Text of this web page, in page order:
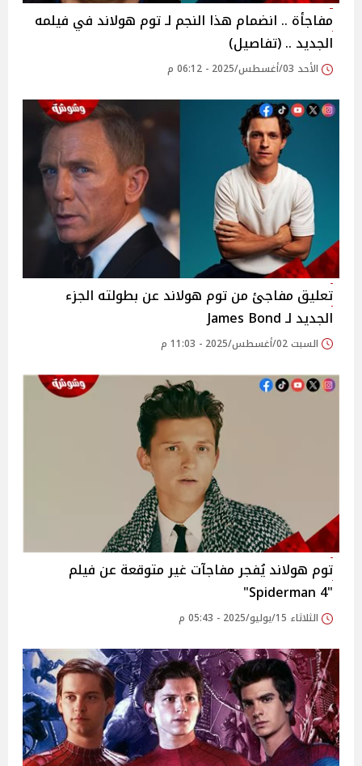
مفاجأة .. انضمام هذا النجم لـ توم هولاند في فيلمه
الجديد .. (تفاصيل)
الأحد 03/أغسطس/2025 - 06:12 م
تعليق مفاجئ من توم هولاند عن بطولته الجزء
الجديد لـ James Bond
السبت 02/أغسطس/2025 - 11:03 م
توم هولاند يُفجر مفاجآت غير متوقعة عن فيلم
"Spiderman 4"
الثلاثاء 15/يوليو/2025 - 05:43 م